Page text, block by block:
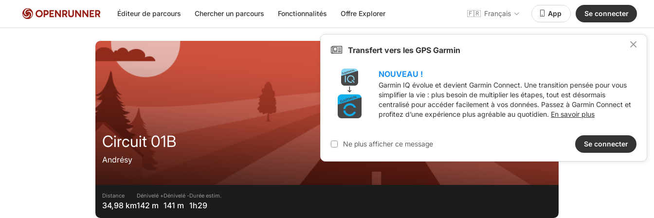
Éditeur de parcours Chercher un parcours Fonctionnalités Offre Explorer 🇫🇷 Français App Se connecter
Circuit 01B
Andrésy
Distance
34,98 km
Dénivelé +
142 m
Dénivelé -
141 m
Durée estim.
1h29
Transfert vers les GPS Garmin
NOUVEAU !
Garmin IQ évolue et devient Garmin Connect. Une transition pensée pour vous
simplifier la vie : plus besoin de multiplier les étapes, tout est désormais
centralisé pour accéder facilement à vos données. Passez à Garmin Connect et
profitez d’une expérience plus agréable au quotidien. En savoir plus
Ne plus afficher ce message Se connecter